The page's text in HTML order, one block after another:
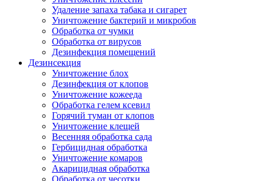
Удаление запаха табака и сигарет
Уничтожение бактерий и микробов
Обработка от чумки
Обработка от вирусов
Дезинфекция помещений
Дезинсекция
Уничтожение блох
Дезинфекция от клопов
Уничтожение кожееда
Обработка гелем ксевил
Горячий туман от клопов
Уничтожение клещей
Весенняя обработка сада
Гербицидная обработка
Уничтожение комаров
Акарицидная обработка
Обработка от чесотки